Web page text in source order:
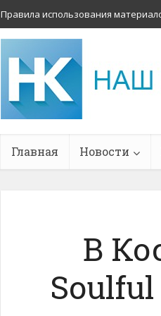
Правила использования
Главная Новости
В